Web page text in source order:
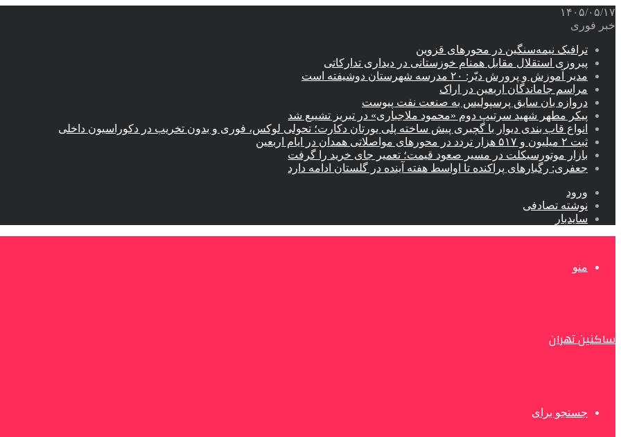
۱۴۰۵/۰۵/۱۷
خبر فوری
ترافیک نیمه‌سنگین در محورهای قزوین
پیروزی استقلال مقابل همنام خوزستانی در دیداری تدارکاتی
مدیر آموزش و پرورش دیّر: ۲۰ مدرسه شهرستان دوشیفته است
مراسم جاماندگان اربعین در اراک
دروازه بان سابق پرسپولیس به صنعت نفت پیوست
پیکر مطهر شهید سرتیپ دوم «محمود ملاجباری» در تبریز تشییع شد
انواع قاب بندی دیوار با گچبری پیش ساخته پلی یورتان دکارت؛ تحولی لوکس، فوری و بدون تخریب در دکوراسیون داخلی
ثبت ۲ میلیون و ۵۱۷ هزار تردد در محورهای مواصلاتی همدان در ایام اربعین
بازار موتورسیکلت در مسیر صعود قیمت؛ تعمیر جای خرید را گرفت
جعفری: رگبارهای پراکنده تا اواسط هفته آینده در گلستان ادامه دارد
ورود
نوشته تصادفی
سایدبار
منو
ساکنین تهران
جستجو برای